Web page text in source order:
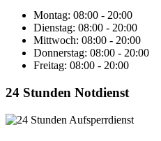
Montag: 08:00 - 20:00
Dienstag: 08:00 - 20:00
Mittwoch: 08:00 - 20:00
Donnerstag: 08:00 - 20:00
Freitag: 08:00 - 20:00
24 Stunden Notdienst